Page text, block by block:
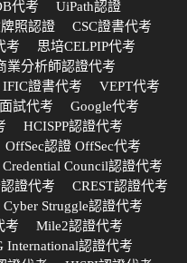
代考
UiPath認證
照認證
CSC證書代考
考
思培CELPIP代考
業分析師認證代考
IFIC證書代考
VEPT代考
試代考
Google代考
HCISPP認證代考
OffSec認證 OffSec代考
Council認證代考
證代考
CREST認證代考
Cyber Struggle認證代考
考
Mile2認證代考
International認證代考